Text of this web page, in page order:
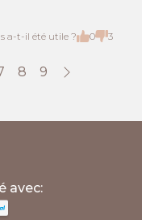
a-t-il été utile ? 0 3
8 9
avec: